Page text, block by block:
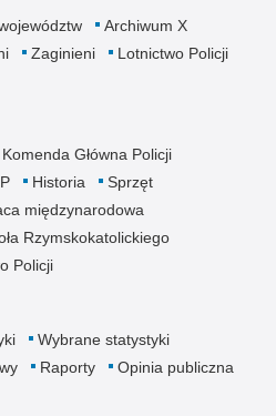
Archiwum X
Zaginieni
Lotnictwo Policji
Komenda Główna Policji
Historia
Sprzęt
międzynarodowa
Rzymskokatolickiego
Policji
Wybrane statystyki
Raporty Opinia publiczna